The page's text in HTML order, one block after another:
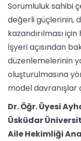
Sorumluluk sahibi
değerli güçlerinin,
kazandırılması
İşyeri açısından
düzenlemelerinin
oluşturulmasına
model davranışlar
Dr. Öğr. Üyesi
Üsküdar
Aile Hekimliği